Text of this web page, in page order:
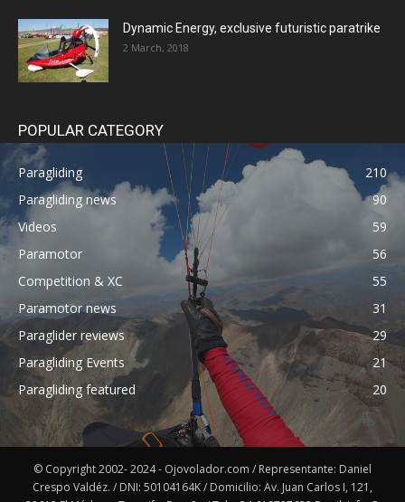
Dynamic Energy, exclusive futuristic paratrike
2 March, 2018
POPULAR CATEGORY
Paragliding
210
Paragliding news
90
Videos
59
Paramotor
56
Competition & XC
55
Paramotor news
31
Paraglider reviews
29
Paragliding Events
21
Paragliding featured
20
© Copyright 2002- 2024 - Ojovolador.com / Representante: Daniel
Crespo Valdéz. / DNI: 50104164K / Domicilio: Av. Juan Carlos I, 121,